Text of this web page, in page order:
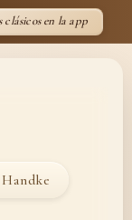
clásicos en la app